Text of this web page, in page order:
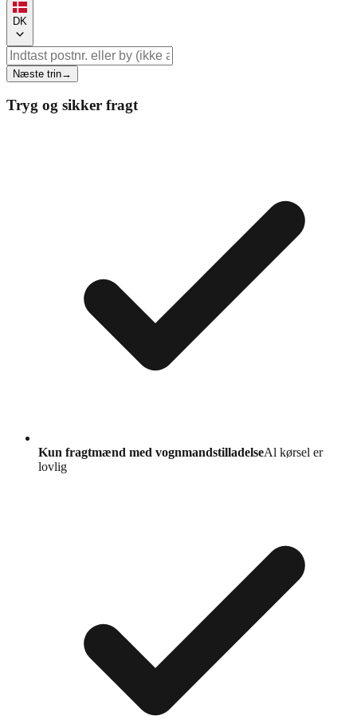
DK
Næste trin→
Tryg og sikker fragt
Kun fragtmænd med vognmandstilladelseAl kørsel er
lovlig